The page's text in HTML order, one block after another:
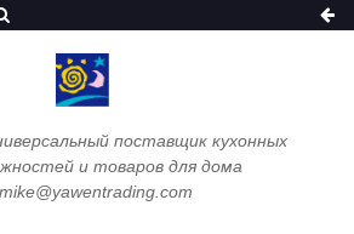
поставщик кухонных
и товаров для дома
mike@yawentrading.com